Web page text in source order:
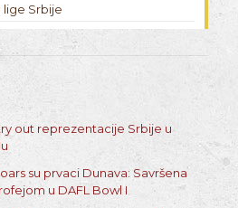
lige Srbije
out reprezentacije Srbije u
su prvaci Dunava: Savršena
u DAFL Bowl I